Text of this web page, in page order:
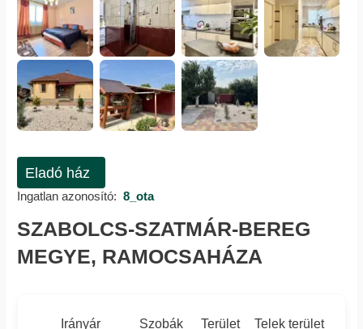
Eladó ház
Ingatlan azonosító: 8_ota
SZABOLCS-SZATMÁR-BEREG
MEGYE, RAMOCSAHÁZA
Irányár Szobák Terület Telek terület